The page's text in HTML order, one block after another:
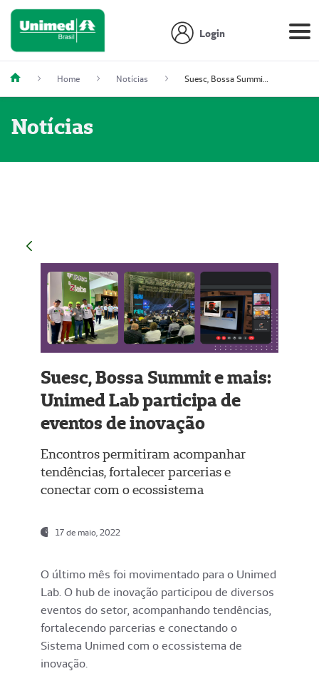
Login
Home Notícias Suesc, Bossa Summit e mais: Unimed Lab participa de eventos de inovação
Notícias
Suesc, Bossa Summit e mais:
Unimed Lab participa de
eventos de inovação
Encontros permitiram acompanhar
tendências, fortalecer parcerias e
conectar com o ecossistema
17 de maio, 2022
O último mês foi movimentado para o Unimed
Lab. O hub de inovação participou de diversos
eventos do setor, acompanhando tendências,
fortalecendo parcerias e conectando o
Sistema Unimed com o ecossistema de
inovação.